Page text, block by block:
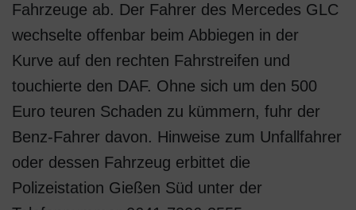
Fahrzeuge ab. Der Fahrer des Mercedes GLC
wechselte offenbar beim Abbiegen in der
Kurve auf den rechten Fahrstreifen und
touchierte den DAF. Ohne sich um den 500
Euro teuren Schaden zu kümmern, fuhr der
Benz-Fahrer davon. Hinweise zum Unfallfahrer
oder dessen Fahrzeug erbittet die
Polizeistation Gießen Süd unter der